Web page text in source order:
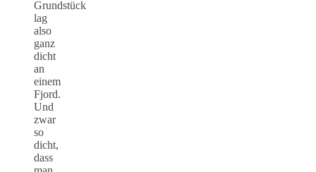
Grundstück
lag
also
ganz
dicht
an
einem
Fjord.
Und
zwar
so
dicht,
dass